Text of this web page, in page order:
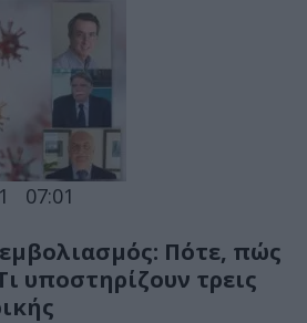
07:01
Πότε, πώς
υποστηρίζουν τρεις